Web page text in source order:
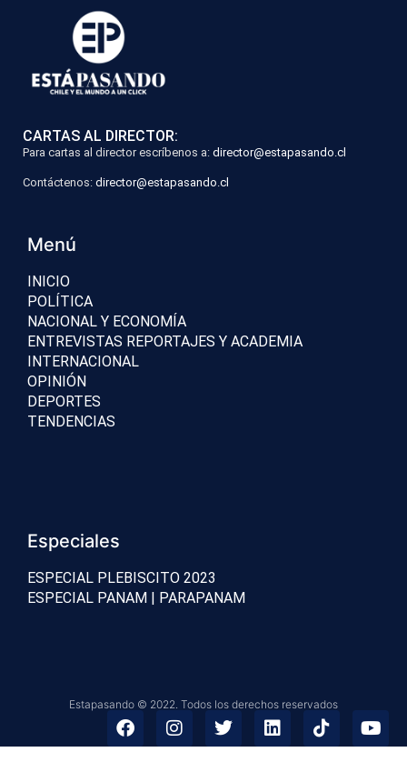
CARTAS AL DIRECTOR:
Para cartas al director escríbenos a: director@estapasando.cl
Contáctenos: director@estapasando.cl
Menú
INICIO
POLÍTICA
NACIONAL Y ECONOMÍA
ENTREVISTAS REPORTAJES Y ACADEMIA
INTERNACIONAL
OPINIÓN
DEPORTES
TENDENCIAS
Especiales
ESPECIAL PLEBISCITO 2023
ESPECIAL PANAM | PARAPANAM
Estapasando © 2022. Todos los derechos reservados